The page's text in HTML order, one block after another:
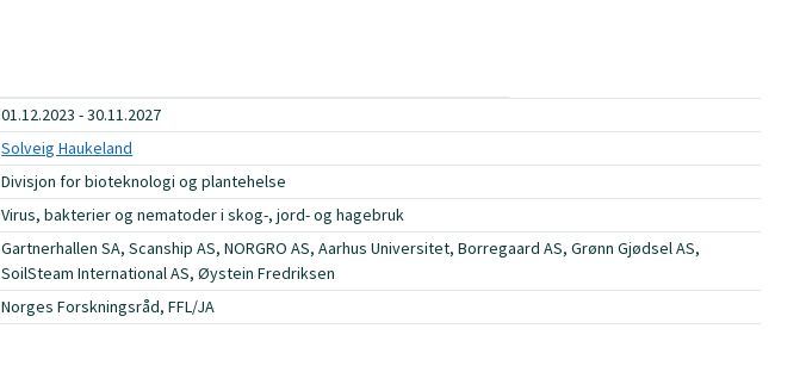
01.12.2023 - 30.11.2027
Solveig Haukeland
Divisjon for bioteknologi og plantehelse
Virus, bakterier og nematoder i skog-, jord- og hagebruk
Gartnerhallen SA, Scanship AS, NORGRO AS, Aarhus Universitet, Borregaard AS, Grønn Gjødsel AS,
SoilSteam International AS, Øystein Fredriksen
Norges Forskningsråd, FFL/JA